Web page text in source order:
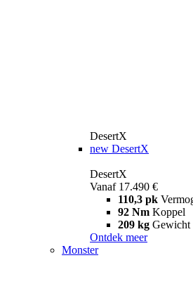
DesertX
new DesertX
DesertX
Vanaf 17.490 €
110,3 pk
92 Nm Koppel
209 kg Gewicht
Ontdek meer
Monster